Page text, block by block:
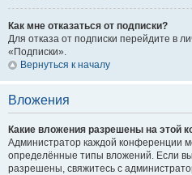
Как мне отказаться от подписки?
Для отказа от подписки перейдите в
«Подписки».
Вернуться к началу
Вложения
Какие вложения разрешены на этой
Администратор каждой конференции
определённые типы вложений. Если
разрешены, свяжитесь с